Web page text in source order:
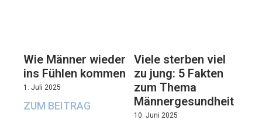
Wie Männer wieder
ins Fühlen kommen
1. Juli 2025
ZUM BEITRAG
Viele sterben viel
zu jung: 5 Fakten
zum Thema
Männergesundheit
10. Juni 2025